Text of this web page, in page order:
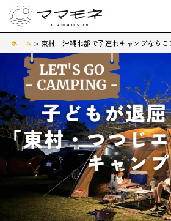
ホーム > 東村｜沖縄北部で子連れキャンプなら